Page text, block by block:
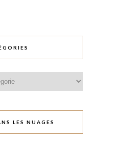
LES NUAGES